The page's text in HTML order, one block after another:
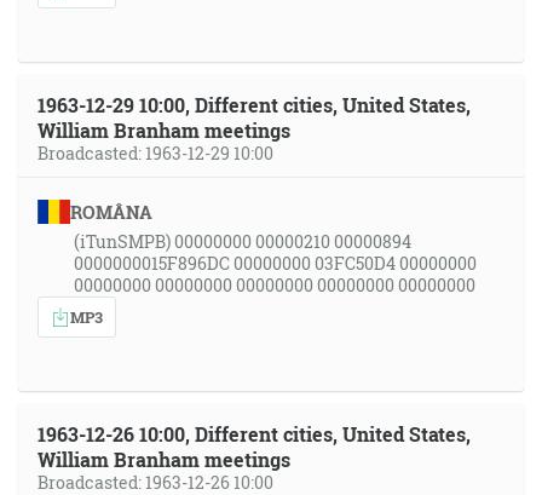
1963-12-29 10:00, Different cities, United States,
William Branham meetings
Broadcasted: 1963-12-29 10:00
ROMÂNA
(iTunSMPB) 00000000 00000210 00000894
0000000015F896DC 00000000 03FC50D4 00000000
00000000 00000000 00000000 00000000 00000000
MP3
1963-12-26 10:00, Different cities, United States,
William Branham meetings
Broadcasted: 1963-12-26 10:00